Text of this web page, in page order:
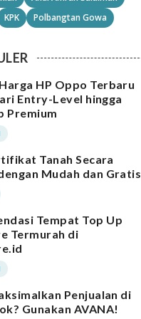
KPK Polbangtan Gowa
HP Oppo Terbaru
Entry-Level hingga
Premium
Tanah Secara
Mudah dan Gratis
Tempat Top Up
Termurah di
Penjualan di
Gunakan AVANA!